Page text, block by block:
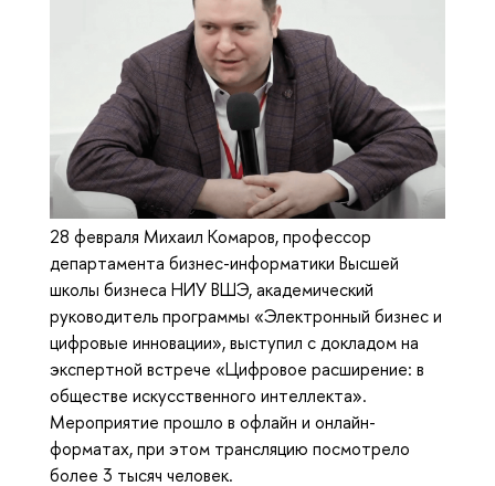
28 февраля Михаил Комаров, профессор
департамента бизнес-информатики Высшей
школы бизнеса НИУ ВШЭ, академический
руководитель программы «Электронный бизнес и
цифровые инновации», выступил с докладом на
экспертной встрече «Цифровое расширение: в
обществе искусственного интеллекта».
Мероприятие прошло в офлайн и онлайн-
форматах, при этом трансляцию посмотрело
более 3 тысяч человек.